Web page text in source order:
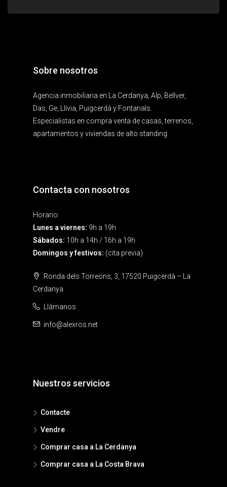
Sobre nosotros
Agencia inmobiliaria en La Cerdanya, Alp, Bellver,
Das, Ge, Llívia, Puigcerdà y Fontanals.
Especialistas en compra venta de casas, terrenos,
apartamentos y viviendas de alto standing.
Contacta con nosotros
Horario:
Lunes a viernes: 9h a 19h
Sábados: 10h a 14h / 16h a 19h
Domingos y festivos: (cita previa)
Ronda dels Torreons, 3, 17520 Puigcerdà – La
Cerdanya
Llámanos
info@alexros.net
Nuestros servicios
Contacte
Vendre
Comprar casa a La Cerdanya
Comprar casa a La Costa Brava